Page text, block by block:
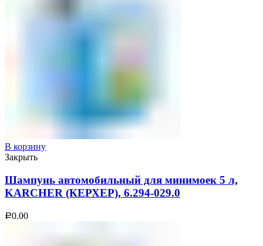
В корзину
Закрыть
Шампунь автомобильный для минимоек 5 л,
KARCHER (КЕРХЕР), 6.294-029.0
Р0.00